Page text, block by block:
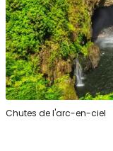
Chutes de l'arc-en-ciel